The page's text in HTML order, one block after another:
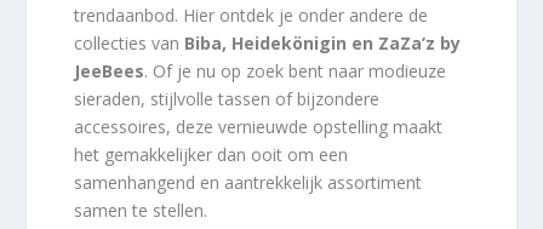
trendaanbod. Hier ontdek je onder andere de
collecties van Biba, Heidekönigin en ZaZa’z by
JeeBees. Of je nu op zoek bent naar modieuze
sieraden, stijlvolle tassen of bijzondere
accessoires, deze vernieuwde opstelling maakt
het gemakkelijker dan ooit om een
samenhangend en aantrekkelijk assortiment
samen te stellen.